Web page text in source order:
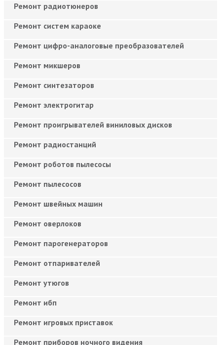
Ремонт радиотюнеров
Ремонт систем караоке
Ремонт цифро-аналоговые преобразователей
Ремонт микшеров
Ремонт синтезаторов
Ремонт электрогитар
Ремонт проигрывателей виниловых дисков
Ремонт радиостанций
Ремонт роботов пылесосы
Ремонт пылесосов
Ремонт швейных машин
Ремонт оверлоков
Ремонт парогенераторов
Ремонт отпаривателей
Ремонт утюгов
Ремонт ибп
Ремонт игровых приставок
Ремонт приборов ночного видения